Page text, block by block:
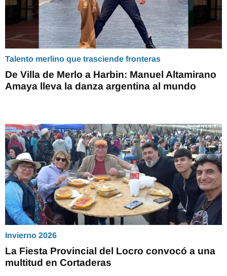
Talento merlino que trasciende fronteras
De Villa de Merlo a Harbin: Manuel Altamirano
Amaya lleva la danza argentina al mundo
Invierno 2026
La Fiesta Provincial del Locro convocó a una
multitud en Cortaderas